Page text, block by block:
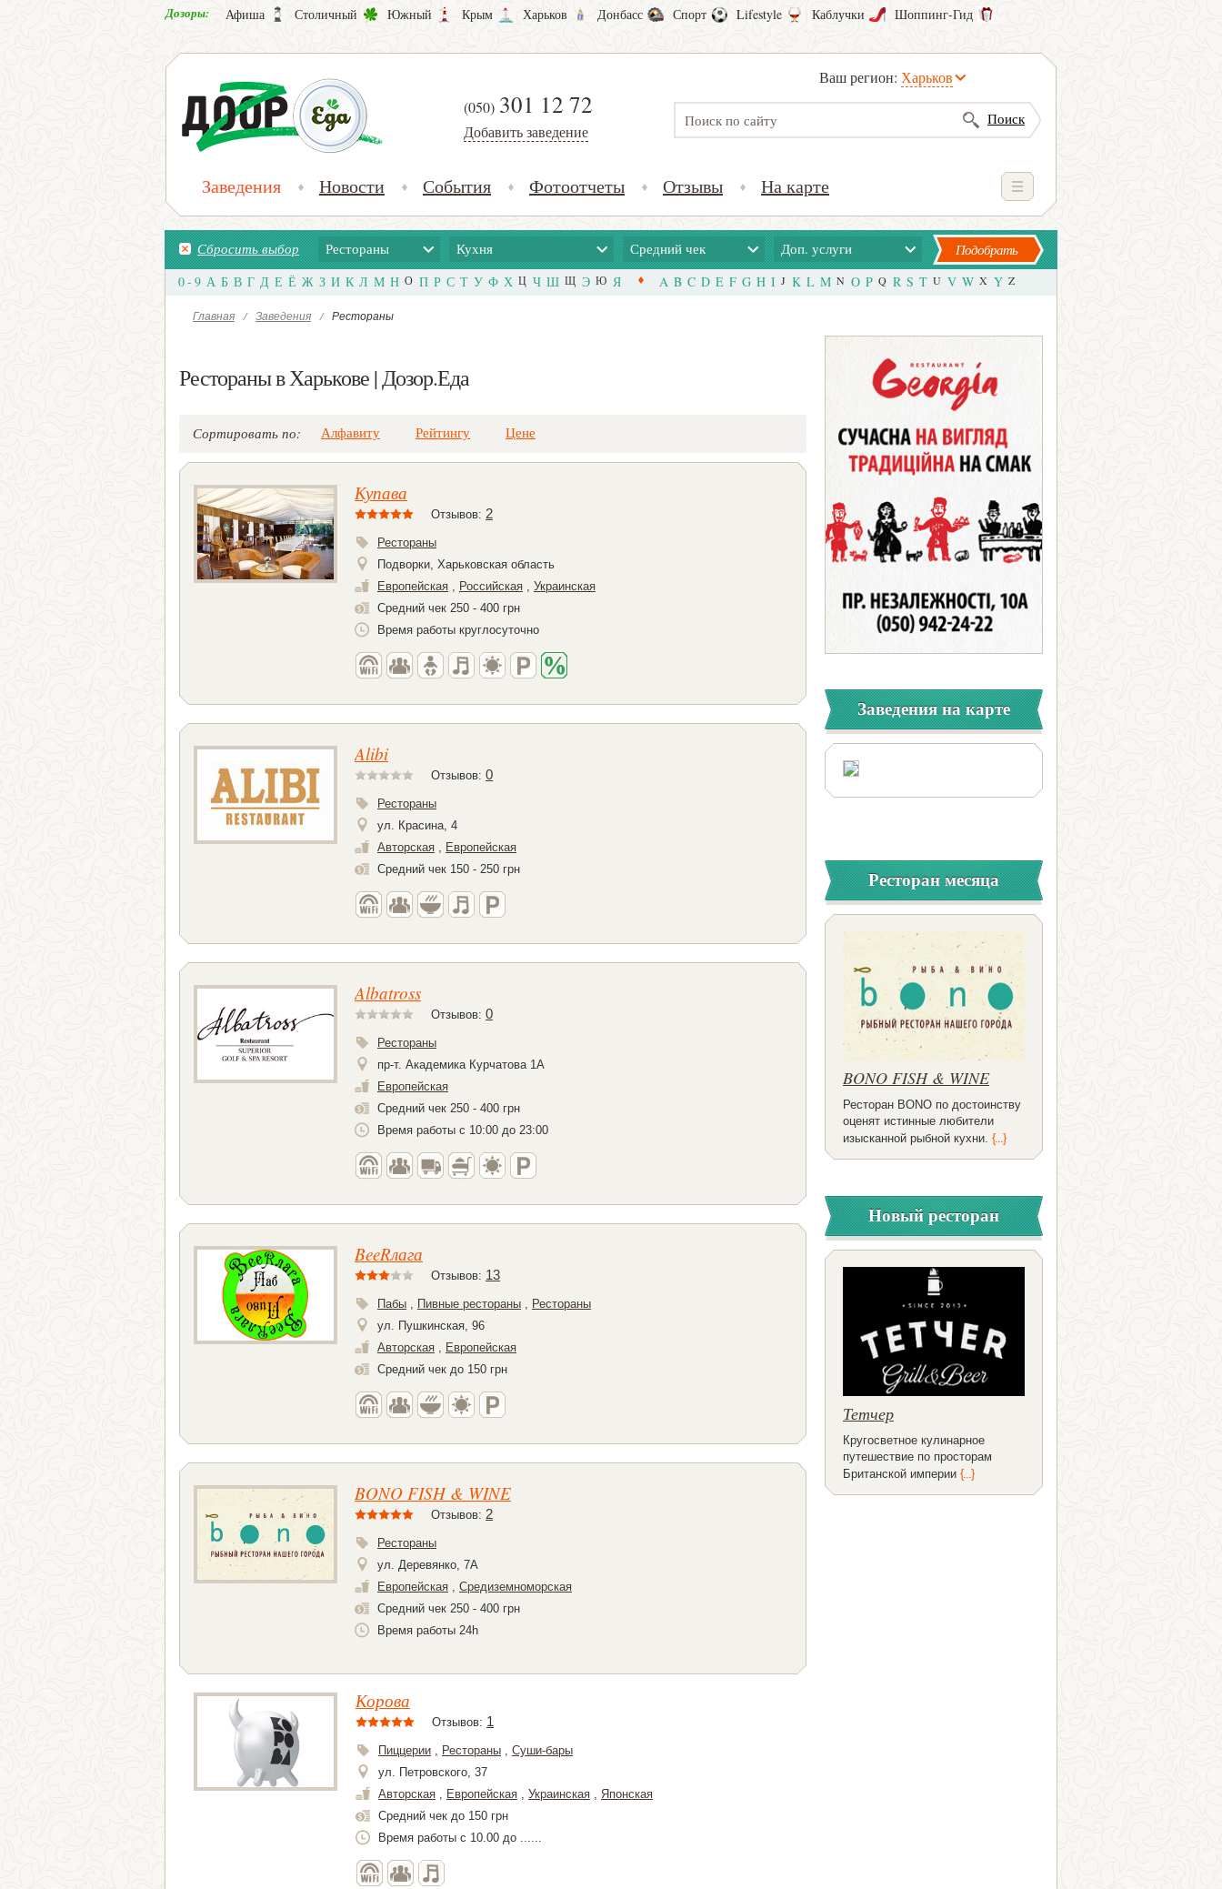
Дозоры: Афиша Столичный Южный Крым Харьков Донбасс Спорт Lifestyle Каблучки Шоппинг-Гид
Ваш регион: Харьков
(050) 301 12 72
Добавить заведение
Поиск
Заведения Новости События Фотоотчеты Отзывы На карте
Сбросить выбор Рестораны Кухня Средний чек Доп. услуги Подобрать
0 - 9 А Б В Г Д Е Ё Ж З И К Л М Н О П Р С Т У Ф Х Ц Ч Ш Щ Э Ю Я A B C D E F G H I J K L M N O P Q R S T U V W X Y Z
Главная / Заведения / Рестораны
Рестораны в Харькове | Дозор.Еда
Сортировать по: Алфавиту Рейтингу Цене
Купава
Отзывов: 2
Рестораны
Подворки, Харьковская область
Европейская , Российская , Украинская
Средний чек 250 - 400 грн
Время работы круглосуточно
Alibi
Отзывов: 0
Рестораны
ул. Красина, 4
Авторская , Европейская
Средний чек 150 - 250 грн
Albatross
Отзывов: 0
Рестораны
пр-т. Академика Курчатова 1А
Европейская
Средний чек 250 - 400 грн
Время работы с 10:00 до 23:00
BeeRлага
Отзывов: 13
Пабы , Пивные рестораны , Рестораны
ул. Пушкинская, 96
Авторская , Европейская
Средний чек до 150 грн
BONO FISH & WINE
Отзывов: 2
Рестораны
ул. Деревянко, 7А
Европейская , Средиземноморская
Средний чек 250 - 400 грн
Время работы 24h
Корова
Отзывов: 1
Пиццерии , Рестораны , Суши-бары
ул. Петровского, 37
Авторская , Европейская , Украинская , Японская
Средний чек до 150 грн
Время работы с 10.00 до ......
Заведения на карте
Ресторан месяца
BONO FISH & WINE
Ресторан BONO по достоинству
оценят истинные любители
изысканной рыбной кухни. {...}
Новый ресторан
Тетчер
Кругосветное кулинарное
путешествие по просторам
Британской империи {...}